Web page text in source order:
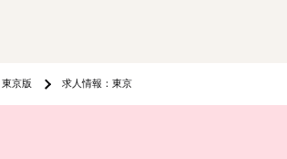
京版 求人情報：東京